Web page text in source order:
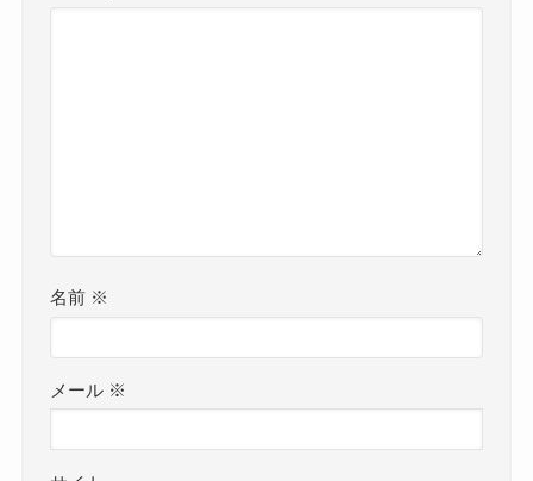
名前 ※
メール ※